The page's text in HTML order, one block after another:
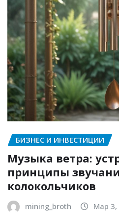
БИЗНЕС И ИНВЕСТИЦИИ
Музыка ветра:
принципы
колокольчиков
mining_broth Мар 3,